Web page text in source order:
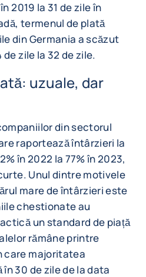
2019 la 31 de zile în
termenul de plată
din Germania a scăzut
zile la 32 de zile.
uzuale, dar
din sectorul
raportează întârzieri la
în 2022 la 77% în 2023,
Unul dintre motivele
mare de întârzieri este
chestionate au
un standard de piață
rămâne printre
care majoritatea
30 de zile de la data